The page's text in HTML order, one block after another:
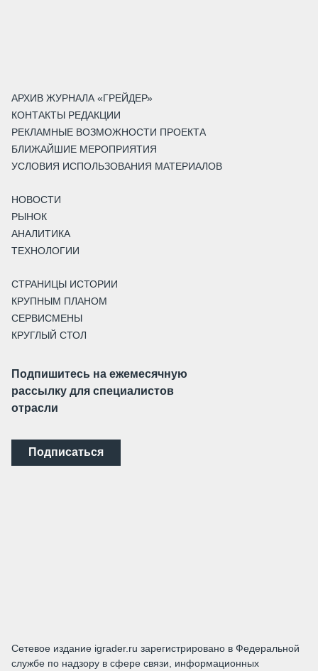
АРХИВ ЖУРНАЛА «ГРЕЙДЕР»
КОНТАКТЫ РЕДАКЦИИ
РЕКЛАМНЫЕ ВОЗМОЖНОСТИ ПРОЕКТА
БЛИЖАЙШИЕ МЕРОПРИЯТИЯ
УСЛОВИЯ ИСПОЛЬЗОВАНИЯ МАТЕРИАЛОВ
НОВОСТИ
РЫНОК
АНАЛИТИКА
ТЕХНОЛОГИИ
СТРАНИЦЫ ИСТОРИИ
КРУПНЫМ ПЛАНОМ
СЕРВИСМЕНЫ
КРУГЛЫЙ СТОЛ
Подпишитесь на ежемесячную
рассылку для специалистов
отрасли
Подписаться
Сетевое издание igrader.ru зарегистрировано в Федеральной
службе по надзору в сфере связи, информационных